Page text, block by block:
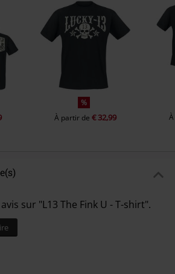
%
À partir de€ 32,99
sur "L13 The Fink U - T-shirt".